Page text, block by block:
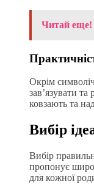
Читай еще!
Окрім
зав’язувати
ковзають та
Вибір
Вибір
пропонує
для кожної